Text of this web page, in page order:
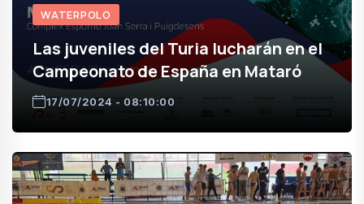
WATERPOLO
Las juveniles del Turia lucharán en el
Campeonato de España en Mataró
17/07/2024 - 08:10:00